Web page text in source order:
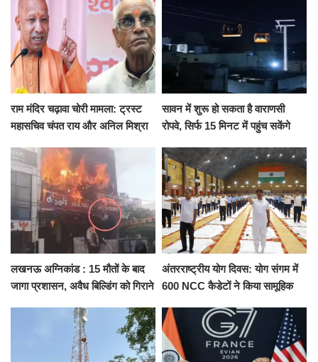
राम मंदिर चढ़ावा चोरी मामला: ट्रस्ट
महासचिव चंपत राय और अनिल मिश्रा
को नहीं...
सावन में शुरू हो सकता है वाराणसी
रोपवे, सिर्फ 15 मिनट में पहुंच सकेंगे
किराया
लखनऊ अग्निकांड : 15 मौतों के बाद
जागा प्रशासन, अवैध बिल्डिंग को गिराने
अंतरराष्ट्रीय योग दिवस: योग संगम में
600 NCC कैडेटों ने किया सामूहिक
संकल्प